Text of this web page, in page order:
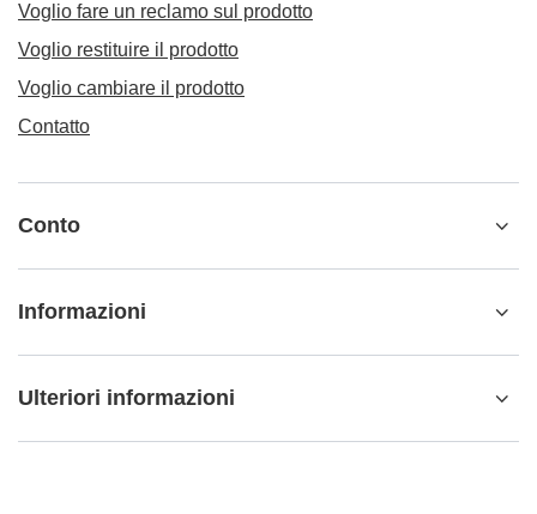
Voglio fare un reclamo sul prodotto
Voglio restituire il prodotto
Voglio cambiare il prodotto
Contatto
Conto
Informazioni
Ulteriori informazioni